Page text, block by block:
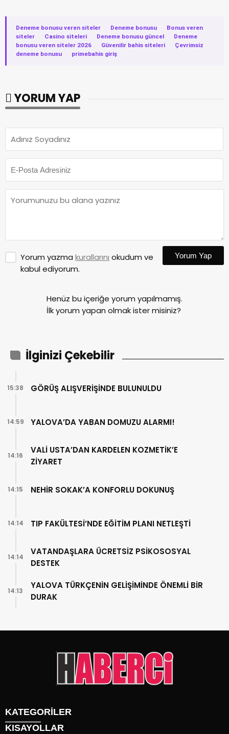
Deneme bonusu veren siteler · Deneme bonusu ·
Bonus veren
siteler
· Casino siteleri · Deneme bonusu güncel ·
Deneme
bonusu veren siteler 2026
· Güvenilir bahis siteleri ·
Çevrimsiz
deneme bonusu
· primebahis giriş
YORUM YAP
Yorum yazma kurallarını okudum ve
kabul ediyorum.
Yorum Yap
Henüz bu içeriğe yorum yapılmamış.
İlk yorum yapan olmak ister misiniz?
İlginizi Çekebilir
GÖRÜŞ ALIŞVERİŞİNDE BULUNULDU
15:38
YALOVA’DA YABAN DOMUZU ALARMI!
14:59
VALİ USTA’DAN KARDELEN KOZMETİK’E
ZİYARET
14:16
NEHİR SOKAK’A KONFORLU DOKUNUŞ
14:15
TIP FAKÜLTESİ’NDE EĞİTİM PLANI NETLEŞTİ
14:14
VATANDAŞLARA ÜCRETSİZ PSİKOSOSYAL
DESTEK
14:14
YALOVA TÜRKÇENİN GELİŞİMİNDE ÖNEMLİ BİR
DURAK
14:13
KATEGORİLER
KISAYOLLAR